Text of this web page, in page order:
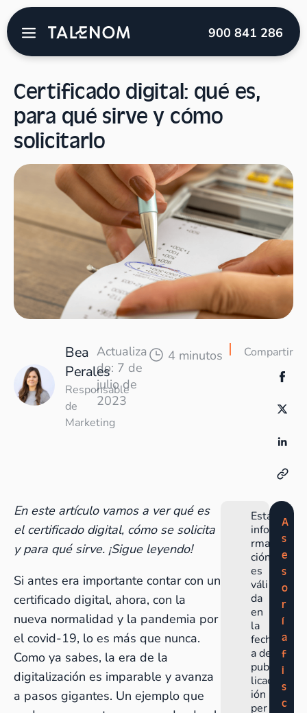
900 841 286
qué es, para qué sirve y cómo solicitarlo
Certificado digital: qué es,
para qué sirve y cómo
solicitarlo
Bea
Perales
Responsable
de
Marketing
Actualiza
do: 7 de
julio de
2023
4 minutos Compartir
En este artículo vamos a ver qué es
el certificado digital, cómo se solicita
y para qué sirve. ¡Sigue leyendo!
Si antes era importante contar con un
certificado digital, ahora, con la
nueva normalidad y la pandemia por
elcovid-19, lo es más que nunca.
Como ya sabes, la era de la
digitalización es imparable y avanza
a pasos gigantes. Un ejemplo que
Esta
info
rma
ción
es
váli
da
en
la
fech
a de
pub
licac
ión
per
A
s
e
s
o
r
í
a
f
i
s
c